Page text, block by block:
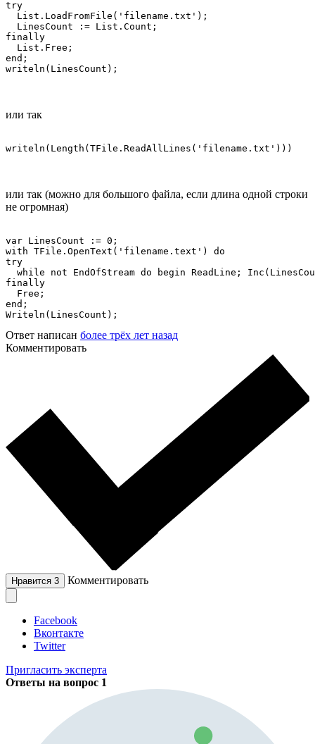
try
  List.LoadFromFile('filename.txt');
  LinesCount := List.Count;
finally
  List.Free;
end;
writeln(LinesCount);
или так
writeln(Length(TFile.ReadAllLines('filename.txt')))
или так (можно для большого файла, если длина одной строки
не огромная)
var LinesCount := 0;
with TFile.OpenText('filename.text') do
try
while not EndOfStream do begin ReadLine;
finally
  Free;
end;
Writeln(LinesCount);
Ответ написан более трёх лет назад
Комментировать
Нравится 3 Комментировать
Facebook
Вконтакте
Twitter
Пригласить эксперта
Ответы на вопрос 1